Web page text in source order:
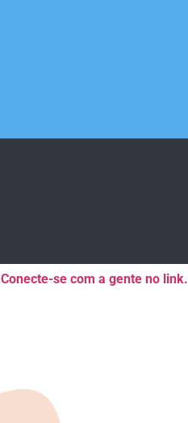
Conecte-se com a gente no link.